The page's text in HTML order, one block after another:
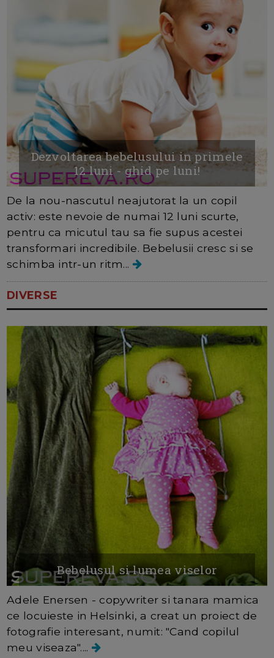
Dezvoltarea bebelusului in primele
12 luni - ghid pe luni!
De la nou-nascutul neajutorat la un copil
activ: este nevoie de numai 12 luni scurte,
pentru ca micutul tau sa fie supus acestei
transformari incredibile. Bebelusii cresc si se
schimba intr-un ritm...
DIVERSE
Bebelusul si lumea viselor
Adele Enersen - copywriter si tanara mamica
ce locuieste in Helsinki, a creat un proiect de
fotografie interesant, numit: "Cand copilul
meu viseaza"....